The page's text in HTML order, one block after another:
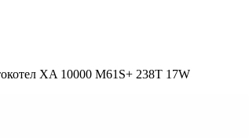
XA 10000 M61S+ 238T 17W